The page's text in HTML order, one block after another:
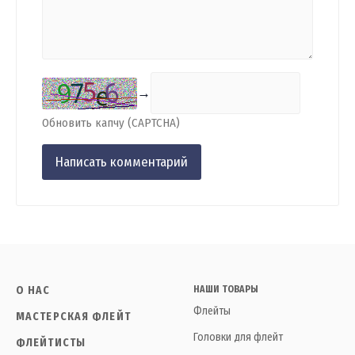
→
Обновить капчу (CAPTCHA)
О НАС
МАСТЕРСКАЯ ФЛЕЙТ
ФЛЕЙТИСТЫ
НАШИ ТОВАРЫ
Флейты
Головки для флейт